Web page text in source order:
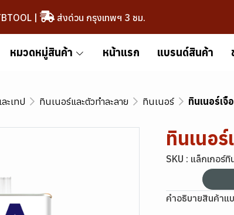
| ส่งด่วน กรุงเทพฯ 3 ชม.
หมวดหมู่สินค้า หน้าแรก แบรนด์สินค้า
ะเทป ทินเนอร์และตัวทำละลาย ทินเนอร์ ทินเนอร์เจื
ทินเนอ
SKU : แล็กเกอร์
คำอธิบายสินค้าแ